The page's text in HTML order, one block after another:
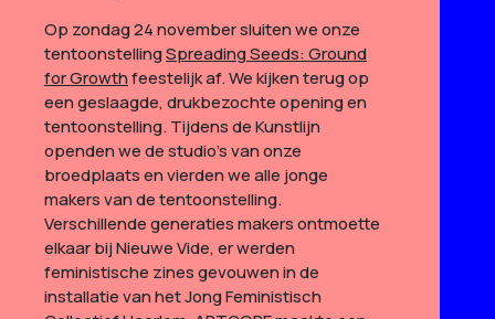
Op zondag 24 november sluiten we onze
tentoonstellingSpreading Seeds: Ground
for Growthfeestelijk af. We kijken terug op
een geslaagde, drukbezochte opening en
tentoonstelling. Tijdens de Kunstlijn
openden we de studio’s van onze
broedplaats en vierden we alle jonge
makers van de tentoonstelling.
Verschillende generaties makers ontmoette
elkaar bij Nieuwe Vide, er werden
feministische zines gevouwen in de
installatie van het Jong Feministisch